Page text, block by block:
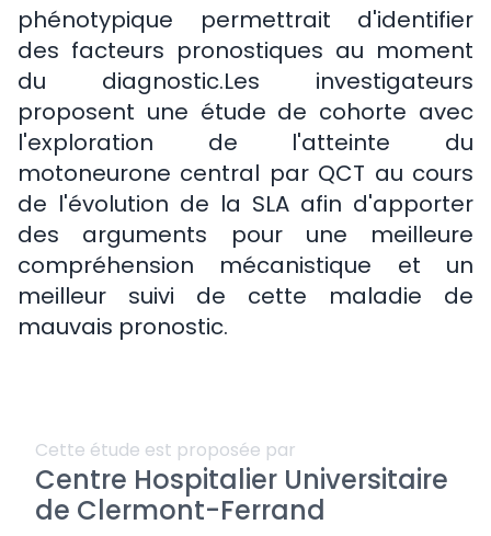
phénotypique permettrait d'identifier
des facteurs pronostiques au moment
du diagnostic.Les investigateurs
proposent une étude de cohorte avec
l'exploration de l'atteinte du
motoneurone central par QCT au cours
de l'évolution de la SLA afin d'apporter
des arguments pour une meilleure
compréhension mécanistique et un
meilleur suivi de cette maladie de
mauvais pronostic.
Cette étude est proposée par
Centre Hospitalier Universitaire
de Clermont-Ferrand